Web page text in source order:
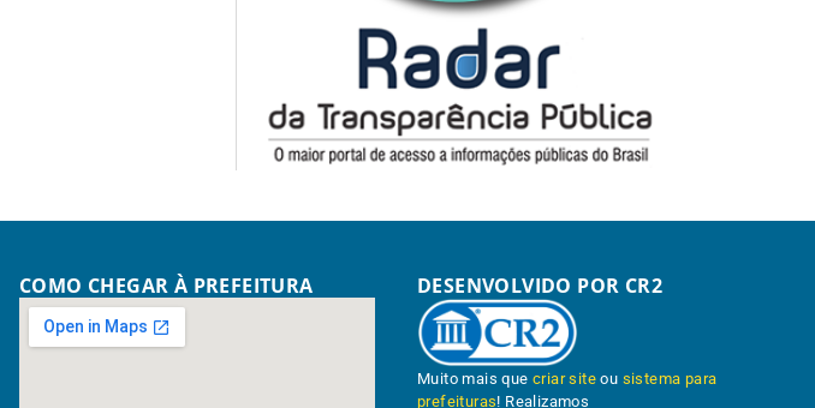
COMO CHEGAR À PREFEITURA DESENVOLVIDO POR CR2
Muito mais quecriar site ou sistema para
prefeituras! Realizamos